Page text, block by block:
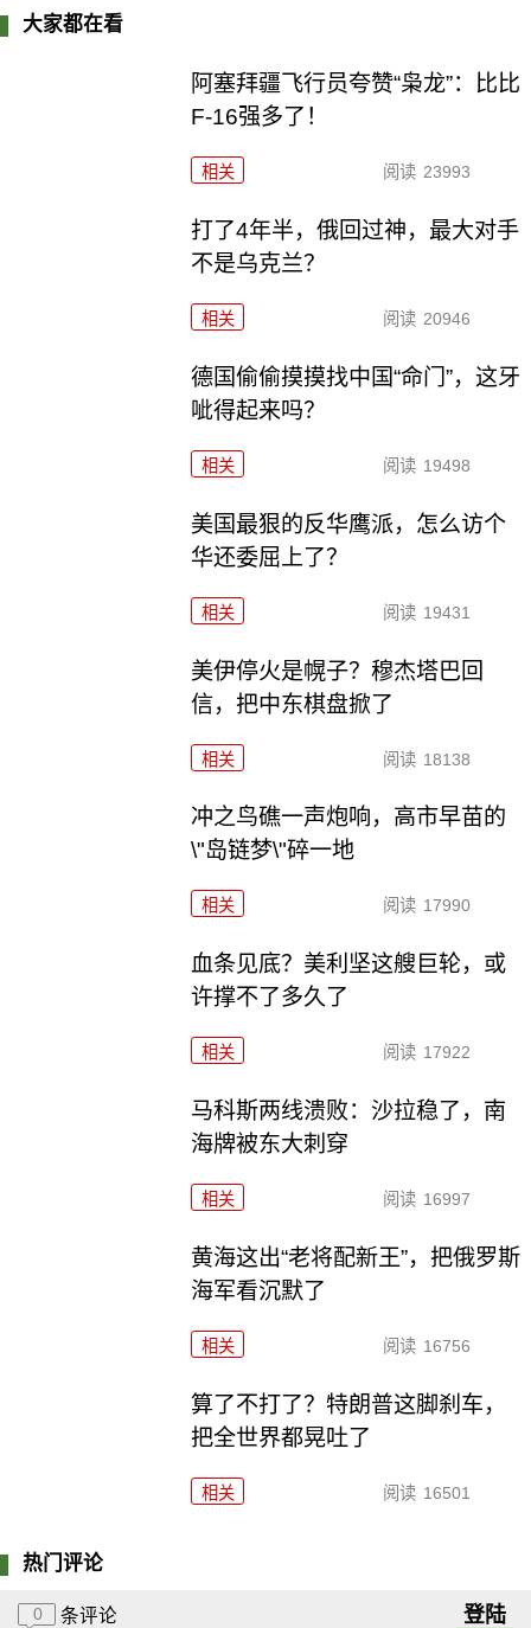
大家都在看
阿塞拜疆飞行员夸赞“枭龙”：比比
F-16强多了！
相关 阅读 23993
打了4年半，俄回过神，最大对手
不是乌克兰？
相关 阅读 20946
德国偷偷摸摸找中国“命门”，这牙
呲得起来吗？
相关 阅读 19498
美国最狠的反华鹰派，怎么访个
华还委屈上了？
相关 阅读 19431
美伊停火是幌子？穆杰塔巴回
信，把中东棋盘掀了
相关 阅读 18138
冲之鸟礁一声炮响，高市早苗的
\"岛链梦\"碎一地
相关 阅读 17990
血条见底？美利坚这艘巨轮，或
许撑不了多久了
相关 阅读 17922
马科斯两线溃败：沙拉稳了，南
海牌被东大刺穿
相关 阅读 16997
黄海这出“老将配新王”，把俄罗斯
海军看沉默了
相关 阅读 16756
算了不打了？特朗普这脚刹车，
把全世界都晃吐了
相关 阅读 16501
热门评论
0 条评论 登陆